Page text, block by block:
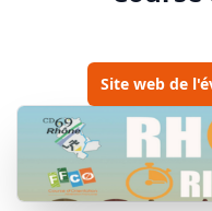
Site web de